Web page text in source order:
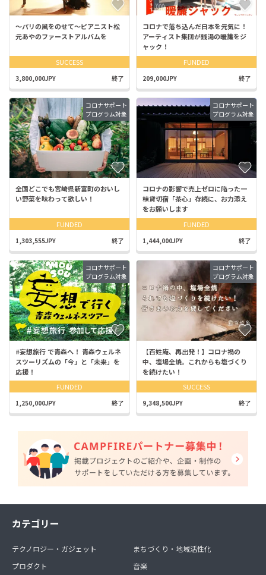
〜パリの風をのせて〜ピアニスト松
元あやのファーストアルバムを
SUCCESS
3,800,000JPY 終了
コロナで落ち込んだ日本を元気に！
アーティスト集団が銭湯の暖簾をジ
ャック！
FUNDED
209,000JPY 終了
コロナサポート
プログラム対象
全国どこでも宮崎県新富町のおいし
い野菜を味わって欲しい！
FUNDED
1,303,555JPY 終了
コロナサポート
プログラム対象
コロナの影響で売上ゼロに陥った一
棟貸切宿「茶心」存続に、お力添え
をお願いします
FUNDED
1,444,000JPY 終了
コロナサポート
プログラム対象
#妄想旅行 で青森へ！ 青森ウェルネ
スツーリズムの「今」と「未来」を
応援！
FUNDED
1,250,000JPY 終了
コロナサポート
プログラム対象
【百姓庵、再出発！】コロナ禍の
中、塩場全焼。これからも塩づくり
を続けたい！
SUCCESS
9,348,500JPY 終了
カテゴリー
テクノロジー・ガジェット
プロダクト
まちづくり・地域活性化
音楽